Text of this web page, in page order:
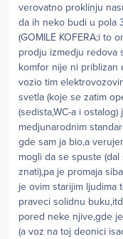
verovatno proklinju
da ih neko budi u pola
(GOMILE KOFERA;i to
prodju izmedju redova
komfor nije ni priblizan
vozio tim
svetla (koje se zatim
(sedista,WC-a i
medjunarodnim
gde sam ja bio,a
mogli da se spuste
znati),pa je promaja
je ovim starijim ljudima
praveci solidnu
pored neke njive,gde
(a voz na toj deonici